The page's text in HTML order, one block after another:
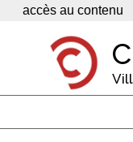
Panneau de gestion des
accès au contenu